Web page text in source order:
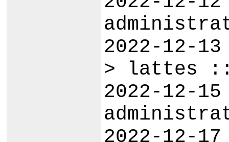
2022-12-
> lattes ::
2022-12-
2022-12-